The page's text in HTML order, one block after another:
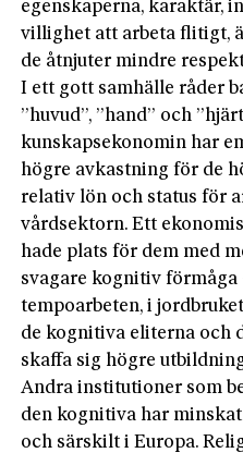
egenskaperna, karaktär,
villighet att arbeta flitigt,
de åtnjuter mindre
I ett gott samhälle råder
”huvud”, ”hand” och
kunskapsekonomin har
högre avkastning för de
relativ lön och status för
vårdsektorn. Ett
hade plats för dem med
svagare kognitiv
tempoarbeten, i
de kognitiva eliterna och
skaffa sig högre
Andra institutioner som
den kognitiva har
och särskilt i Europa.